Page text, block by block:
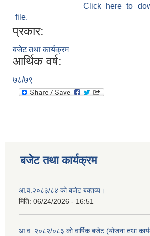
Click here to
file.
प्रकार:
बजेट तथा कार्यक्रम
आर्थिक वर्ष:
७८/७९
बजेट तथा कार्यक्रम
आ.व.२०८३/८४ को बजेट बक्तव्य।
मिति: 06/24/2026 - 16:51
आ.व. २०८२/०८३ को वार्षिक बजेट (योजना तथा